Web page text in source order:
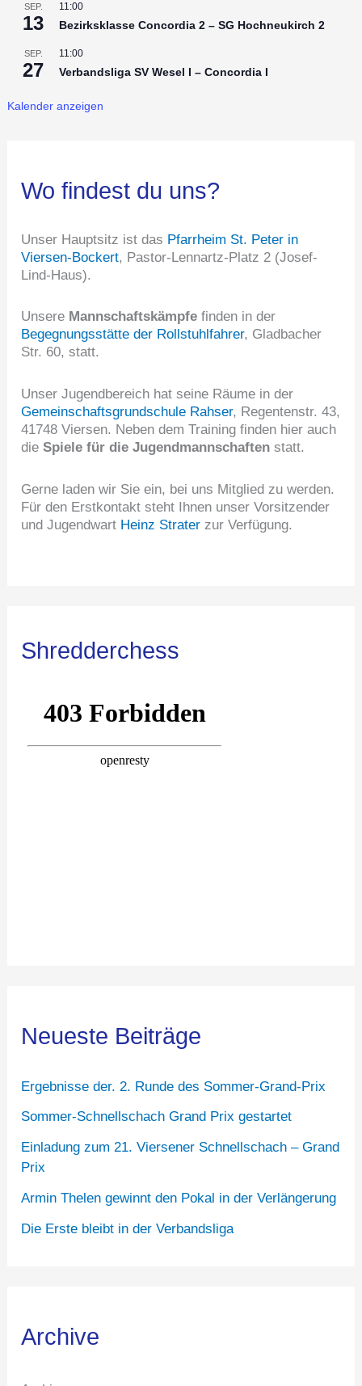
SEP.
13
11:00
Bezirksklasse Concordia 2 – SG Hochneukirch 2
SEP.
27
11:00
Verbandsliga SV Wesel I – Concordia I
Kalender anzeigen
Wo findest du uns?
Unser Hauptsitz ist das Pfarrheim St. Peter in
Viersen-Bockert, Pastor-Lennartz-Platz 2 (Josef-
Lind-Haus).
Unsere Mannschaftskämpfe finden in der
Begegnungsstätte der Rollstuhlfahrer, Gladbacher
Str. 60, statt.
Unser Jugendbereich hat seine Räume in der
Gemeinschaftsgrundschule Rahser, Regentenstr. 43,
41748 Viersen. Neben dem Training finden hier auch
dieSpiele für die Jugendmannschaften statt.
Gerne laden wir Sie ein, bei uns Mitglied zu werden.
Für den Erstkontakt steht Ihnen unser Vorsitzender
und Jugendwart Heinz Strater zur Verfügung.
Shredderchess
Neueste Beiträge
Ergebnisse der. 2. Runde des Sommer-Grand-Prix
Sommer-Schnellschach Grand Prix gestartet
Einladung zum 21. Viersener Schnellschach – Grand
Prix
Armin Thelen gewinnt den Pokal in der Verlängerung
Die Erste bleibt in der Verbandsliga
Archive